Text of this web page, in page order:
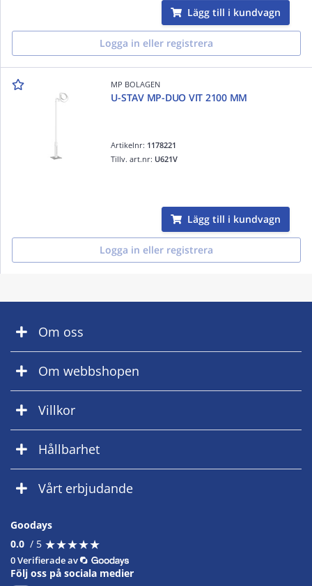
Lägg till i kundvagn
Logga in eller registrera
MP BOLAGEN
U-STAV MP-DUO VIT 2100 MM
Artikelnr: 1178221
Tillv. art.nr: U621V
Lägg till i kundvagn
Logga in eller registrera
Om oss
Om webbshopen
Villkor
Hållbarhet
Vårt erbjudande
Goodays
0.0 / 5 ★★★★★
★★★★★
0 Verifierade av
Följ oss på sociala medier